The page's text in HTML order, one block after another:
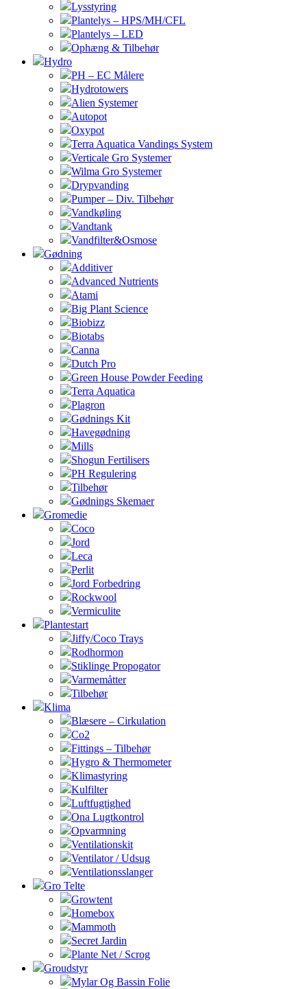
Lysstyring
Plantelys – HPS/MH/CFL
Plantelys – LED
Ophæng & Tilbehør
Hydro
PH – EC Målere
Hydrotowers
Alien Systemer
Autopot
Oxypot
Terra Aquatica Vandings System
Verticale Gro Systemer
Wilma Gro Systemer
Drypvanding
Pumper – Div. Tilbehør
Vandkøling
Vandtank
Vandfilter&Osmose
Gødning
Additiver
Advanced Nutrients
Atami
Big Plant Science
Biobizz
Biotabs
Canna
Dutch Pro
Green House Powder Feeding
Terra Aquatica
Plagron
Gødnings Kit
Havegødning
Mills
Shogun Fertilisers
PH Regulering
Tilbehør
Gødnings Skemaer
Gromedie
Coco
Jord
Leca
Perlit
Jord Forbedring
Rockwool
Vermiculite
Plantestart
Jiffy/Coco Trays
Rodhormon
Stiklinge Propogator
Varmemåtter
Tilbehør
Klima
Blæsere – Cirkulation
Co2
Fittings – Tilbehør
Hygro & Thermometer
Klimastyring
Kulfilter
Luftfugtighed
Ona Lugtkontrol
Opvarmning
Ventilationskit
Ventilator / Udsug
Ventilationsslanger
Gro Telte
Growtent
Homebox
Mammoth
Secret Jardin
Plante Net / Scrog
Groudstyr
Mylar Og Bassin Folie